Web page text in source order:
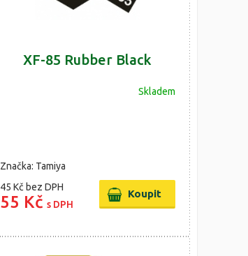
XF-85 Rubber Black
Skladem
Značka: Tamiya
45 Kč bez DPH
55 Kč s DPH